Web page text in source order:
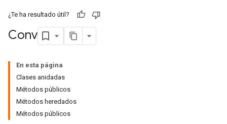
¿Te ha resultado útil?
Conv
En esta página
Clases anidadas
Métodos públicos
Métodos heredados
Métodos públicos